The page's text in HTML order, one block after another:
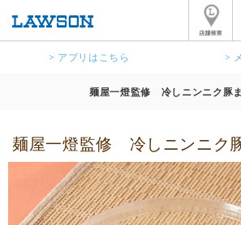
> アプリはこちら >
麺屋一燈監修 冷しニンニク豚
麺屋一燈監修 冷しニンニク